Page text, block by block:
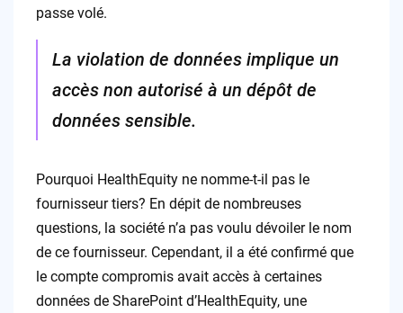
passe volé.
La violation de données implique un
accès non autorisé à un dépôt de
données sensible.
Pourquoi HealthEquity ne nomme-t-il pas le
fournisseur tiers? En dépit de nombreuses
questions, la société n’a pas voulu dévoiler le nom
de ce fournisseur. Cependant, il a été confirmé que
le compte compromis avait accès à certaines
données de SharePoint d’HealthEquity, une